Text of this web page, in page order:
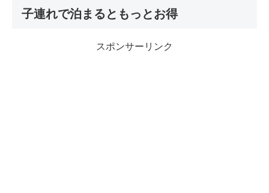
子連れで泊まるともっとお得
スポンサーリンク